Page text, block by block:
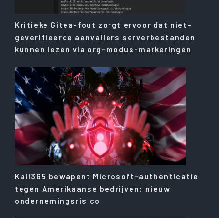
Kritieke Gitea-fout zorgt ervoor dat niet-
geverifieerde aanvallers serverbestanden
kunnen lezen via org-modus-markeringen
Kali365 bewapent Microsoft-authenticatie
tegen Amerikaanse bedrijven: nieuw
ondernemingsrisico